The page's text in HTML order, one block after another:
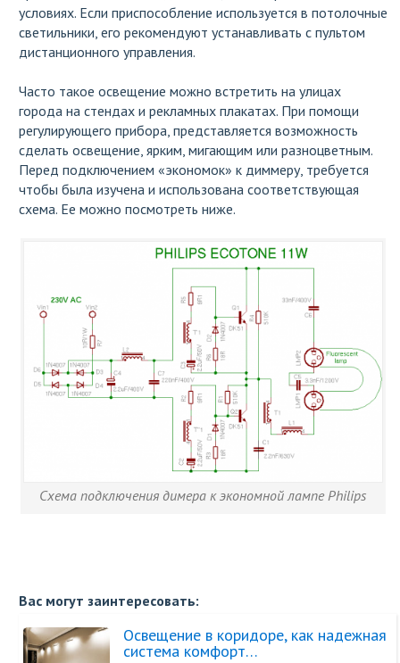
условиях. Если приспособление используется в потолочные
светильники, его рекомендуют устанавливать с пультом
дистанционного управления.
Часто такое освещение можно встретить на улицах
города на стендах и рекламных плакатах. При помощи
регулирующего прибора, представляется возможность
сделать освещение, ярким, мигающим или разноцветным.
Перед подключением «экономок» к диммеру, требуется
чтобы была изучена и использована соответствующая
схема. Ее можно посмотреть ниже.
Схема подключения димера к экономной лампе Philips
Вас могут заинтересовать:
Освещение в коридоре, как надежная
система комфорт…